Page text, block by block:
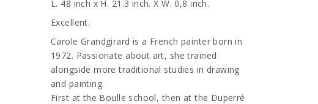
L. 48 inch x H. 21.3 inch. X W. 0,8 inch.
Excellent.
Carole Grandgirard is a French painter born in
1972. Passionate about art, she trained
alongside more traditional studies in drawing
and painting.
First at the Boulle school, then at the Duperré